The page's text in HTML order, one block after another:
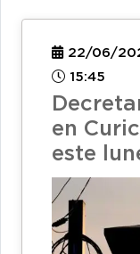
22/06/
15:45
en
este